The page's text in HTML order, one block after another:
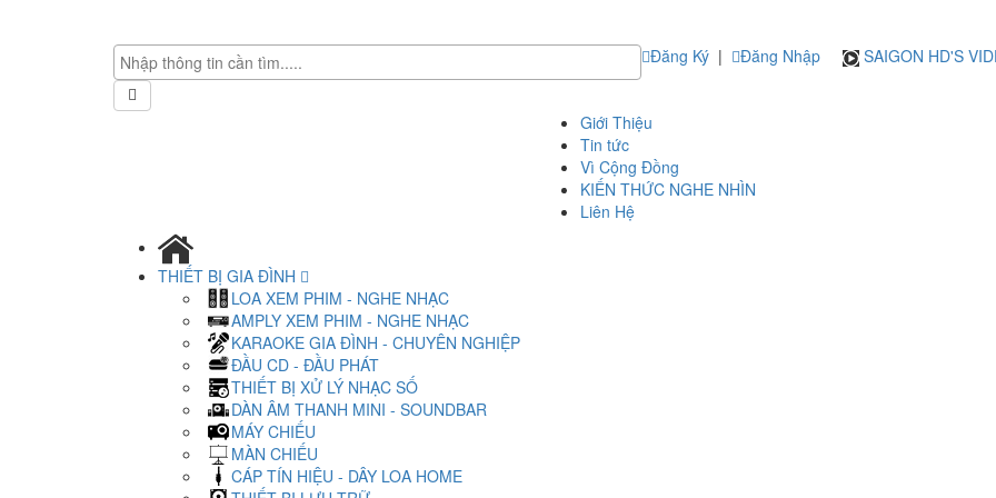
Đăng Ký | Đăng Nhập SAIGON HD'S
Giới Thiệu
Tin tức
Vì Cộng Đồng
KIẾN THỨC NGHE NHÌN
Liên Hệ
THIẾT BỊ GIA ĐÌNH
LOA XEM PHIM - NGHE NHẠC
AMPLY XEM PHIM - NGHE NHẠC
KARAOKE GIA ĐÌNH - CHUYÊN NGHIỆP
ĐẦU CD - ĐẦU PHÁT
THIẾT BỊ XỬ LÝ NHẠC SỐ
DÀN ÂM THANH MINI - SOUNDBAR
MÁY CHIẾU
MÀN CHIẾU
CÁP TÍN HIỆU - DÂY LOA HOME